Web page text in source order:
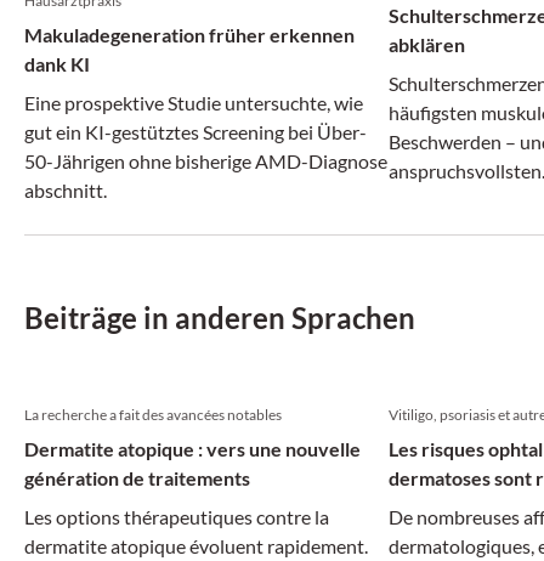
Makuladegeneration früher erkennen
dank KI
Eine prospektive Studie untersuchte, wie
gut ein KI-gestütztes Screening bei Über-
50-Jährigen ohne bisherige AMD-Diagnose
abschnitt.
abklären
häufigsten
Beschwerden –
Beiträge in anderen Sprachen
La recherche a fait des avancées notables
Dermatite atopique : vers une nouvelle
génération de traitements
Les options thérapeutiques contre la
dermatite atopique évoluent rapidement.
Vitiligo, psoriasis et
Les risques
dermatoses sont
De nombreuses
dermatologiques,